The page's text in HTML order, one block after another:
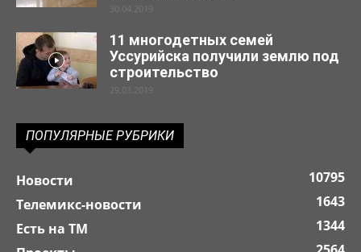
30.04.2019
11 многодетных семей
Уссурийска получили землю под
строительство
29.03.2019
ПОПУЛЯРНЫЕ РУБРИКИ
Новости
10795
Телемикс-новости
1643
Есть на ТМ
1344